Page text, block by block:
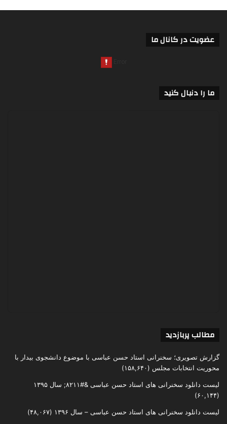
عضویت در کانال ما
ما را دنبال کنید
مطالب پربازدید
گزارش تصویری؛ سخنرانی استاد حسن عباسی با موضوع دانشجوی بیدار با
محوریت انتخابات مجلس (۱۵۸,۶۴۰)
لیست دانلود سخنرانی های استاد حسن عباسی &#۸۲۱۱; سال ۱۳۹۵
(۶۰,۱۴۴)
لیست دانلود سخنرانی های استاد حسن عباسی – سال ۱۳۹۶ (۴۸,۰۶۷)